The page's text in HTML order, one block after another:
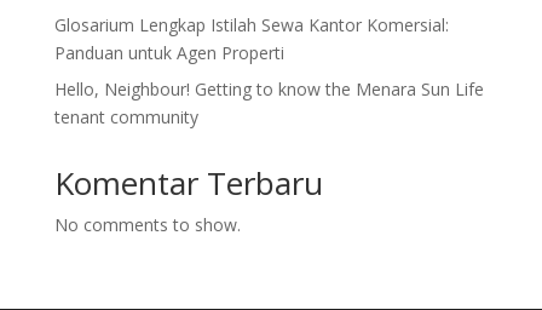
Glosarium Lengkap Istilah Sewa Kantor Komersial:
Panduan untuk Agen Properti
Hello, Neighbour! Getting to know the Menara Sun Life
tenant community
Komentar Terbaru
No comments to show.